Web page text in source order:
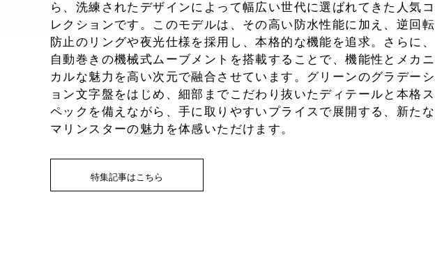
ら、洗練されたデザインによって幅広い世代に選ばれてきた人気コ
レクションです。このモデルは、その高い防水性能に加え、逆回転
防止のリングや夜光仕様を採用し、本格的な機能を追求。さらに、
自動巻きの機械式ムーブメントを搭載することで、機能性とメカニ
カルな魅力を高い次元で融合させています。グリーンのグラデーシ
ョン文字盤をはじめ、細部までこだわり抜いたディテールと本格ス
ペックを備えながら、手に取りやすいプライスで展開する、新たな
マリンスターの魅力を体感いただけます。
特集記事はこちら